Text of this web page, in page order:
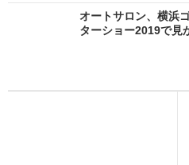
オートサロン、横浜
ターショー2019で見